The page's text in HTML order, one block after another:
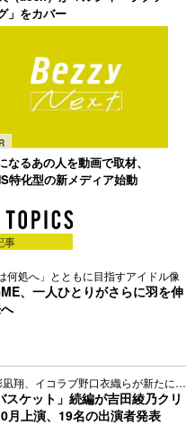
」をカバー
なるあの人を動画で取材、
特化型の新メディア始動
事
何処へ」とともに目指すアイドル像
、一人ひとりがさらに羽を伸
翔、イコラブ野口衣織らが新たに参
スケット」続編が吉田綾乃クリ
月上演、19名の出演者発表